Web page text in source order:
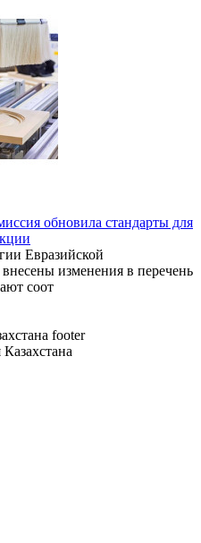
обновила стандарты для
Евразийской
изменения в перечень
соот